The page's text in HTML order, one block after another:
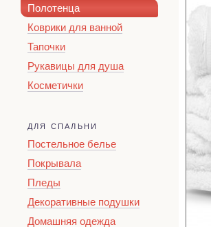
Полотенца
Коврики для ванной
Тапочки
Рукавицы для душа
Косметички
ДЛЯ СПАЛЬНИ
Постельное белье
Покрывала
Пледы
Декоративные подушки
Домашняя одежда